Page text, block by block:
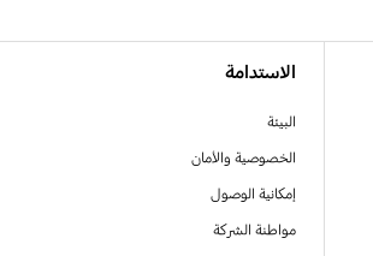
الاستدامة
البيئة
الخصوصية والأمان
إمكانية الوصول
مواطنة الشركة